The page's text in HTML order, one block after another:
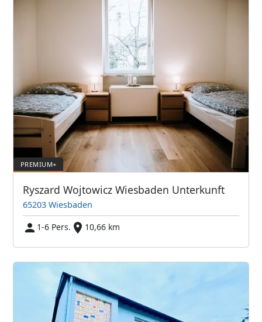
Ryszard Wojtowicz Wiesbaden Unterkunft
65203 Wiesbaden
1-6 Pers.
10,66 km